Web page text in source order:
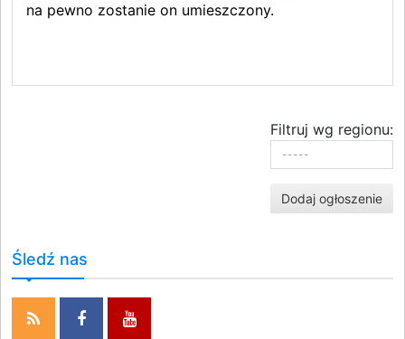
na pewno zostanie on umieszczony.
Filtruj wg regionu:
Dodaj ogłoszenie
Śledź nas